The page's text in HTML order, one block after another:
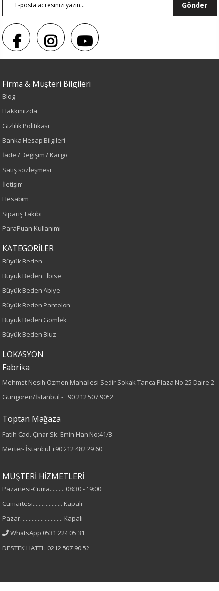
Haki
İlkbahar-Yaz
Yaş Grubu
Yetişkin
Büyük Beden
75
Kumaş Tipi
Dokuma
Desenli
Kumaş
%100 Viskon
Yaka Tipi
Hakim Yaka
Cinsiyet
Kol Tipi
Gönder
Firma & Müşteri Bilgileri
Blog
Hakkımızda
Gizlilik Politikası
Banka Hesap Bilgileri
İade / Değişim / Kargo
Satış sözleşmesi
İletişim
Hesabım
Sipariş Takibi
ParaPuan Kullanımı
KATEGORİLER
Büyük Beden
Büyük Beden Elbise
Büyük Beden Abiye
Büyük Beden Pantolon
Büyük Beden Gömlek
Büyük Beden Bluz
LOKASYON
Fabrika
Mehmet Nesih Özmen Mahallesi Sedir Sokak Tanca Plaza No:25 Daire 2
Güngören/İstanbul -+90 212 507 9052
Toptan Mağaza
Fatih Cad. Çınar Sk. Emin Han No:41/B
Merter- İstanbul +90 212 482 29 60
MÜŞTERİ HİZMETLERİ
Pazartesi-Cuma.......... 08:30 - 19:00
Cumartesi.................... Kapalı
Pazar............................. Kapalı
WhatsApp 0531 224 05 31
DESTEK HATTI : 0212 507 90 52